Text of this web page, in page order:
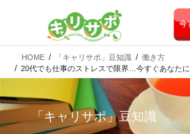
HOME 「キャリサポ」豆知識
働き方
20代でも仕事のストレスで限界…今すぐあなた
「キャリサポ」豆知識